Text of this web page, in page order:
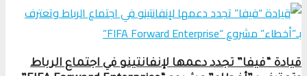
قيادة “فيفا” تجدد دعمها لإنفانتينو في اجتماع الرباط